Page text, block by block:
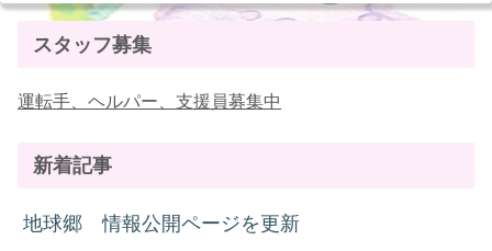
スタッフ募集
運転手、ヘルパー、支援員募集中
新着記事
地球郷 情報公開ページを更新